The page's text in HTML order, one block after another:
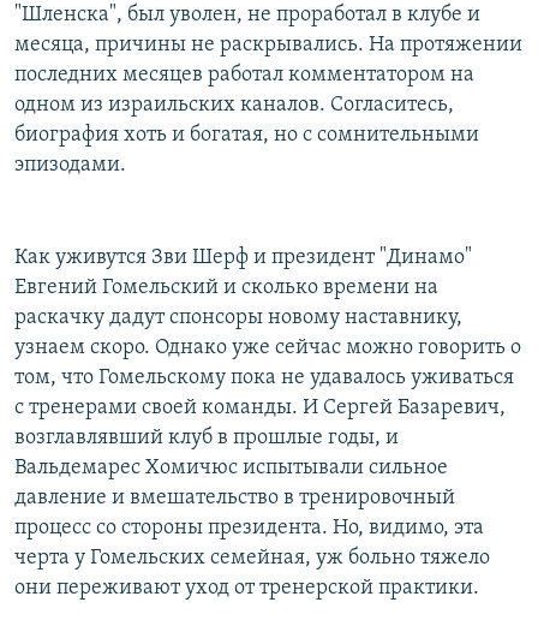
"Шленска", был уволен, не проработал в клубе и
месяца, причины не раскрывались. На протяжении
последних месяцев работал комментатором на
одном из израильских каналов. Согласитесь,
биография хоть и богатая, но с сомнительными
эпизодами.
Как уживутся Зви Шерф и президент "Динамо"
Евгений Гомельский и сколько времени на
раскачку дадут спонсоры новому наставнику,
узнаем скоро. Однако уже сейчас можно говорить о
том, что Гомельскому пока не удавалось уживаться
с тренерами своей команды. И Сергей Базаревич,
возглавлявший клуб в прошлые годы, и
Вальдемарес Хомичюс испытывали сильное
давление и вмешательство в тренировочный
процесс со стороны президента. Но, видимо, эта
черта у Гомельских семейная, уж больно тяжело
они переживают уход от тренерской практики.